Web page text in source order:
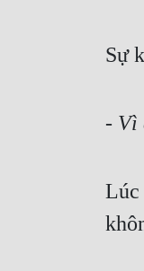
Sự
- Vì
Lúc